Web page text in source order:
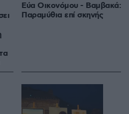
Εύα Οικονόμου - Βαμβακά:
Παραμύθια επί σκηνής